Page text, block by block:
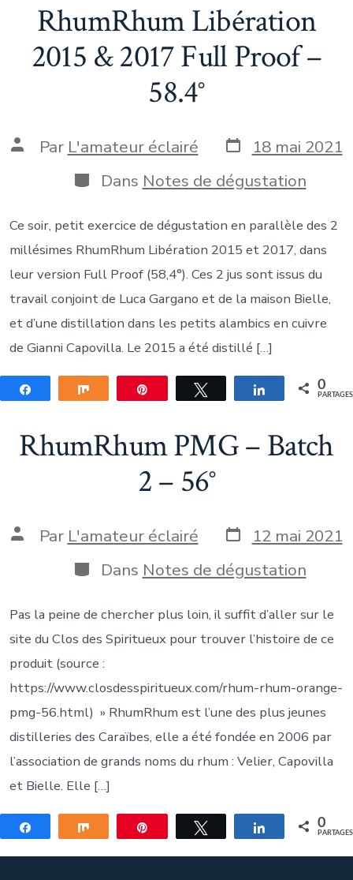
RhumRhum Libération
2015 & 2017 Full Proof –
58.4°
Auteur
publication
Par L'amateur éclairé Date
de
publication
18 mai 2021
Catégories
Dans Notes de dégustation
Ce soir, petit exercice de dégustation en parallèle des 2
millésimes RhumRhum Libération 2015 et 2017, dans
leur version Full Proof (58,4°). Ces 2 jus sont issus du
travail conjoint de Luca Gargano et de la maison Bielle,
et d’une distillation dans les petits alambics en cuivre
de Gianni Capovilla. Le 2015 a été distillé […]
Partagez Partagez Tweetez Partagez 0
PARTAGES
RhumRhum PMG – Batch
2 – 56°
Auteur
publication
Par L'amateur éclairé Date
de
publication
12 mai 2021
Catégories
Dans Notes de dégustation
Pas la peine de chercher plus loin, il suffit d’aller sur le
site du Clos des Spiritueux pour trouver l’histoire de ce
produit (source :
https://www.closdesspiritueux.com/rhum-rhum-orange-
pmg-56.html) » RhumRhum est l’une des plus jeunes
distilleries des Caraïbes, elle a été fondée en 2006 par
l’association de grands noms du rhum : Velier, Capovilla
et Bielle. Elle […]
Partagez Partagez Tweetez Partagez 0
PARTAGES